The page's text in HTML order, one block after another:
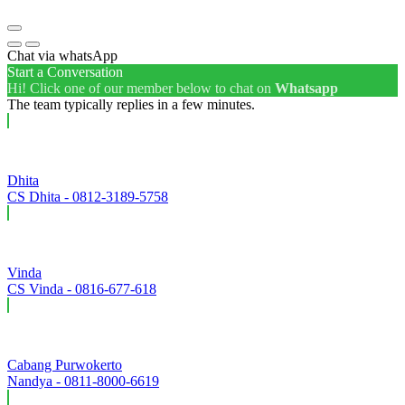
Chat via whatsApp
Start a Conversation
Hi! Click one of our member below to chat on Whatsapp
The team typically replies in a few minutes.
Dhita
CS Dhita - 0812-3189-5758
Vinda
CS Vinda - 0816-677-618
Cabang Purwokerto
Nandya - 0811-8000-6619